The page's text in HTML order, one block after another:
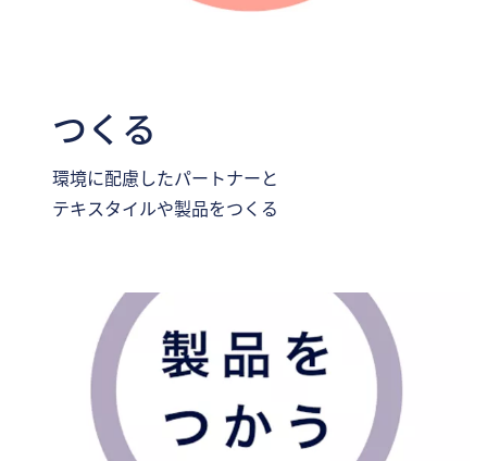
つくる
環境に配慮したパートナーと
テキスタイルや製品をつくる